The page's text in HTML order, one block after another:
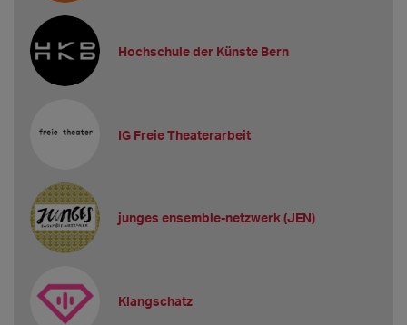
Hochschule der Künste Bern
IG Freie Theaterarbeit
junges ensemble-netzwerk (JEN)
Klangschatz